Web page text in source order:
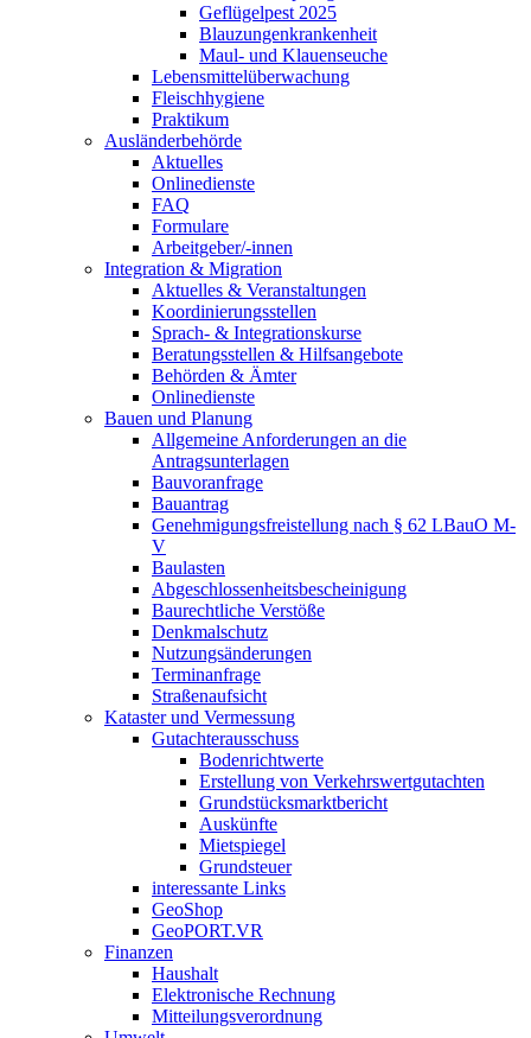
Geflügelpest 2025
Blauzungenkrankenheit
Maul- und Klauenseuche
Lebensmittelüberwachung
Fleischhygiene
Praktikum
Ausländerbehörde
Aktuelles
Onlinedienste
FAQ
Formulare
Arbeitgeber/-innen
Integration & Migration
Aktuelles & Veranstaltungen
Koordinierungsstellen
Sprach- & Integrationskurse
Beratungsstellen & Hilfsangebote
Behörden & Ämter
Onlinedienste
Bauen und Planung
Allgemeine Anforderungen an die
Antragsunterlagen
Bauvoranfrage
Bauantrag
Genehmigungsfreistellung nach § 62 LBauO M-
V
Baulasten
Abgeschlossenheits­bescheinigung
Baurechtliche Verstöße
Denkmalschutz
Nutzungsänderungen
Terminanfrage
Straßenaufsicht
Kataster und Vermessung
Gutachterausschuss
Bodenrichtwerte
Erstellung von Verkehrswertgutachten
Grundstücksmarktbericht
Auskünfte
Mietspiegel
Grundsteuer
interessante Links
GeoShop
GeoPORT.VR
Finanzen
Haushalt
Elektronische Rechnung
Mitteilungsverordnung